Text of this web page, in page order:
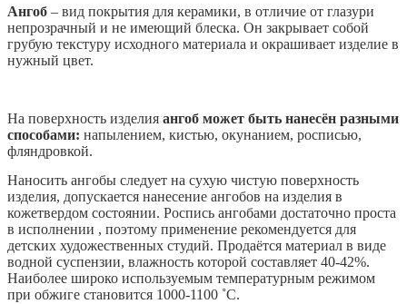
Ангоб – вид покрытия для керамики, в отличие от глазури
непрозрачный и не имеющий блеска. Он закрывает собой
грубую текстуру исходного материала и окрашивает изделие в
нужный цвет.
На поверхность изделия ангоб может быть нанесён разными
способами: напылением, кистью, окунанием, росписью,
фляндровкой.
Наносить ангобы следует на сухую чистую поверхность
изделия, допускается нанесение ангобов на изделия в
кожетвердом состоянии. Роспись ангобами достаточно проста
в исполнении , поэтому применение рекомендуется для
детских художественных студий. Продаётся материал в виде
водной суспензии, влажность которой составляет 40-42%.
Наиболее широко используемым температурным режимом
при обжиге становится 1000-1100 ˚С.